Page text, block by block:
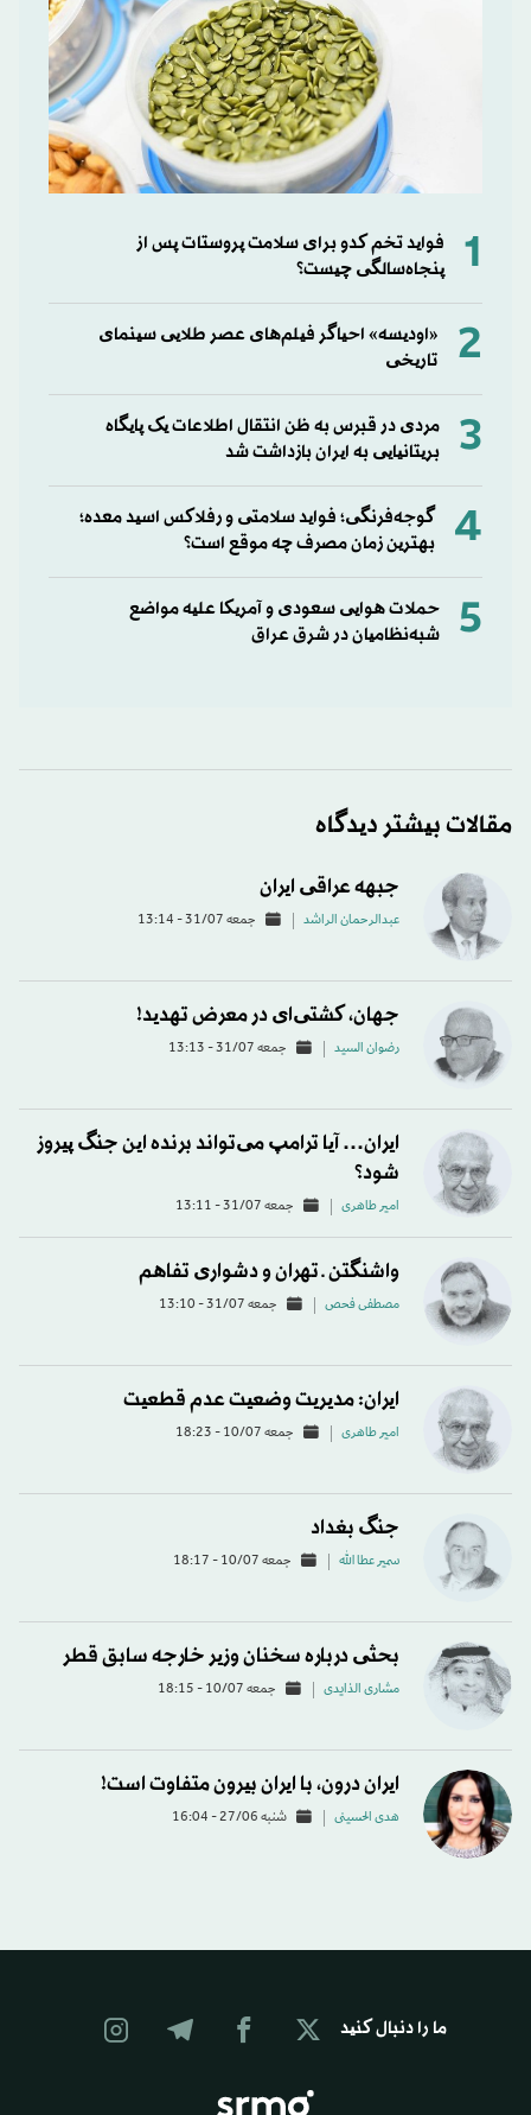
1
فواید تخم کدو برای سلامت پروستات پس از
پنجاه‌سالگی چیست؟
2
«اودیسه» احیاگر فیلم‌های عصر طلایی سینمای
تاریخی
3
مردی در قبرس به ظن انتقال اطلاعات یک پایگاه
بریتانیایی به ایران بازداشت شد
4
گوجه‌فرنگی؛ فواید سلامتی و رفلاکس اسید معده؛
بهترین زمان مصرف چه موقع است؟
5
حملات هوایی سعودی و آمریکا علیه مواضع
شبه‌نظامیان در شرق عراق
مقالات بیشتر دیدگاه
جبهه عراقی ایران
عبدالرحمان الراشد جمعه 31/07 - 13:14
جهان، کشتی‌ای در معرض تهدید!
رضوان السید جمعه 31/07 - 13:13
ایران… آیا ترامپ می‌تواند برنده این جنگ پیروز
شود؟
امیر طاهری جمعه 31/07 - 13:11
واشنگتن ـ تهران و دشواری تفاهم
مصطفی فحص جمعه 31/07 - 13:10
ایران: مدیریت وضعیت عدم قطعیت
امیر طاهری جمعه 10/07 - 18:23
جنگ بغداد
سمير عطا الله جمعه 10/07 - 18:17
بحثی درباره سخنان وزیر خارجه سابق قطر
مشاری الذایدی جمعه 10/07 - 18:15
ایران درون، با ایران بیرون متفاوت است!
هدی الحسینی شنبه 27/06 - 16:04
ما را دنبال کنید